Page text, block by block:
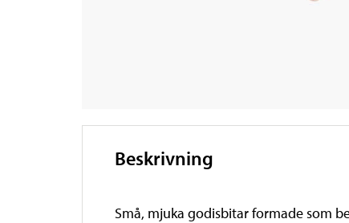
Beskrivning
Små, mjuka godisbitar formade som